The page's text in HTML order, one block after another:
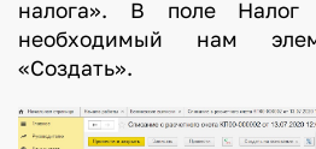
налога». В поле Налог
необходимый нам
«Создать».